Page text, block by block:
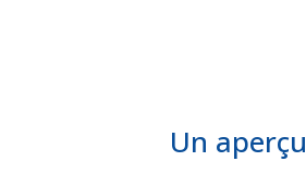
Un aperçu